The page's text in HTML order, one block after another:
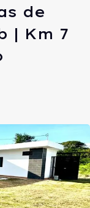
de
| Km 7